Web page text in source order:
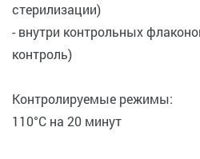
стерилизации)
- внутри контрольных
контроль)
Контролируемые режимы:
110°С на 20 минут